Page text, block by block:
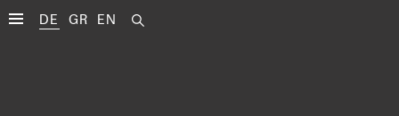
DE GR EN